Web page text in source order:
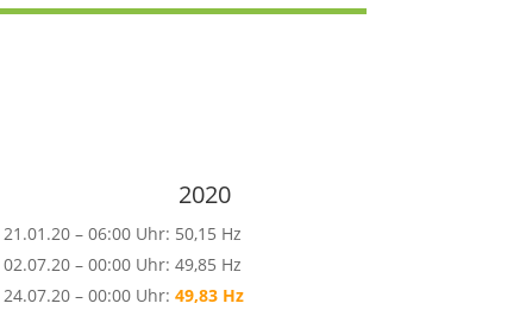
2020
21.01.20 – 06:00 Uhr: 50,15 Hz
02.07.20 – 00:00 Uhr: 49,85 Hz
24.07.20 – 00:00 Uhr: 49,83 Hz